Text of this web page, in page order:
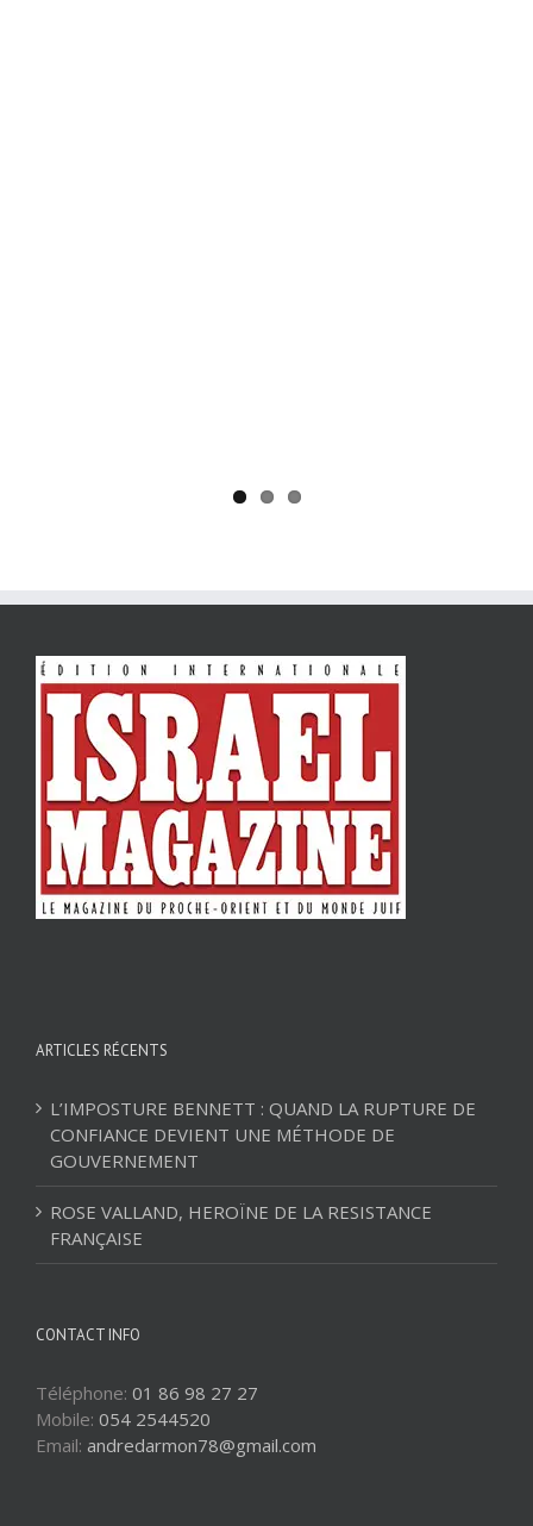
ARTICLES RÉCENTS
L’IMPOSTURE BENNETT : QUAND LA RUPTURE DE
CONFIANCE DEVIENT UNE MÉTHODE DE
GOUVERNEMENT
ROSE VALLAND, HEROÏNE DE LA RESISTANCE
FRANÇAISE
CONTACT INFO
Téléphone: 01 86 98 27 27
Mobile: 054 2544520
Email: andredarmon78@gmail.com